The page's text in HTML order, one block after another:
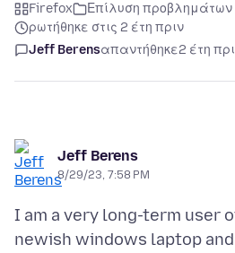
Firefox
Επίλυση προβλημάτων
ρωτήθηκε στις 2 έτη πριν
Jeff Berensαπαντήθηκε2 έτη
Jeff Berens
8/29/23, 7:58 PM
I am a very long-term user
newish windows laptop